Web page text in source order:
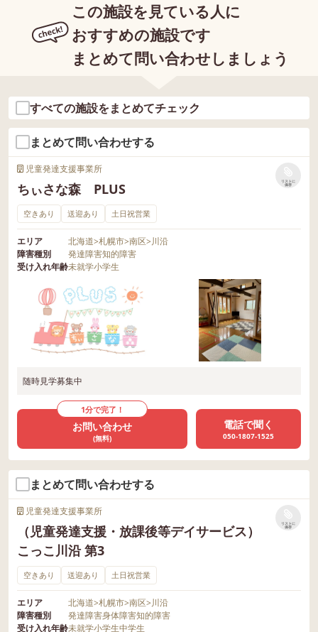
この施設を見ている人に
おすすめの施設です
まとめて問い合わせしましょう
すべての施設をまとめてチェック
まとめて問い合わせする
児童発達支援事業所
ちぃさな森 PLUS
リストに
保存
空きあり 送迎あり 土日祝営業
エリア 北海道>札幌市>南区>川沿
障害種別
発達障害知的障害
受け入れ年齢未就学小学生
随時見学募集中
1分で完了！
お問い合わせ
(無料)
電話で聞く
050-1807-1525
まとめて問い合わせする
児童発達支援事業所
（児童発達支援・放課後等デイサービス）
こっこ川沿 第3
リストに
保存
空きあり 送迎あり 土日祝営業
エリア 北海道>札幌市>南区>川沿
障害種別
発達障害身体障害知的障害
受け入れ年齢未就学小学生中学生